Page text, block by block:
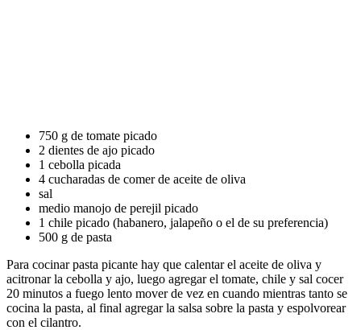
750 g de tomate picado
2 dientes de ajo picado
1 cebolla picada
4 cucharadas de comer de aceite de oliva
sal
medio manojo de perejil picado
1 chile picado (habanero, jalapeño o el de su preferencia)
500 g de pasta
Para cocinar pasta picante hay que calentar el aceite de oliva y
acitronar la cebolla y ajo, luego agregar el tomate, chile y sal cocer
20 minutos a fuego lento mover de vez en cuando mientras tanto se
cocina la pasta, al final agregar la salsa sobre la pasta y espolvorear
con el cilantro.